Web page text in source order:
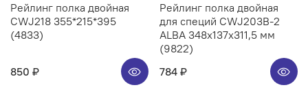
Рейлинг полка двойная
CWJ218 355*215*395
(4833)
850 ₽
Рейлинг полка двойная
для специй CWJ203B-2
ALBA 348x137x311,5 мм
(9822)
784 ₽